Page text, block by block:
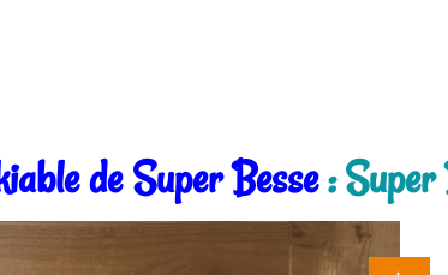
de Super Besse: Super